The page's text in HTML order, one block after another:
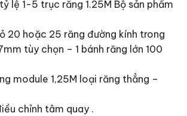
lệ 1-5 trục răng 1.25M Bộ sản phẩm
20 hoặc 25 răng đường kính trong
tùy chọn – 1 bánh răng lớn 100
module 1,25M loại răng thẳng –
chỉnh tâm quay .